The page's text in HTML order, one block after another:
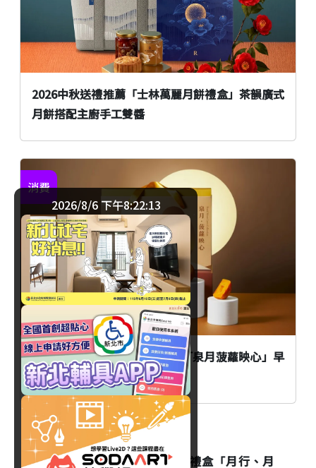
2026中秋送禮推薦「士林萬麗月餅禮盒」茶韻廣式
月餅搭配主廚手工雙醬
飯店中秋禮盒推薦！北投老爺「泉月菠蘿映心」早
鳥優惠即日起登場
消費
臺北
消費
望月推出2026中秋台灣獨家禮盒「月行、月
2026/8/6 下午8:22:14